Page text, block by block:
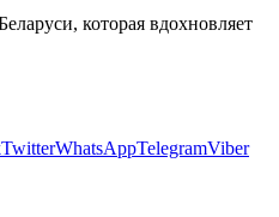
TwitterWhatsAppTelegramViber